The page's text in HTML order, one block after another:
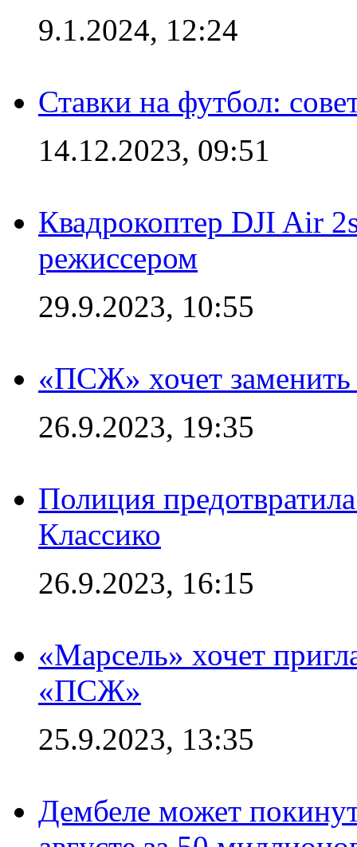
9.1.2024, 12:24
Ставки на футбол:
14.12.2023, 09:51
Квадрокоптер DJI Air
режиссером
29.9.2023, 10:55
«ПСЖ» хочет
26.9.2023, 19:35
Полиция
Классико
26.9.2023, 16:15
«Марсель» хочет
«ПСЖ»
25.9.2023, 13:35
Дембеле может